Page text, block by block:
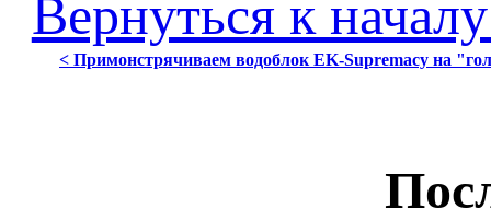
Вернуться к
< Примонстрячиваем водоблок EK-Supremacy на